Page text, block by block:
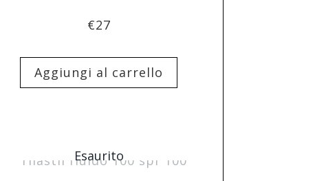
€27
Aggiungi al carrello
Esaurito